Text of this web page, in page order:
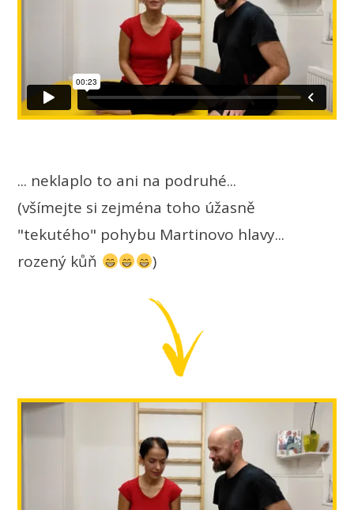
... neklaplo to ani na podruhé...
(všímejte si zejména toho úžasně
"tekutého" pohybu Martinovo hlavy...
rozený kůň
)